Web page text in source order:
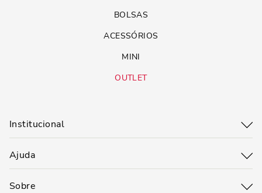
BOLSAS
ACESSÓRIOS
MINI
OUTLET
Institucional
Ajuda
Sobre